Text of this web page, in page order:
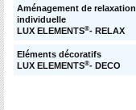
Aménagement de relaxation
individuelle
LUX ELEMENTS®- RELAX
Eléments décoratifs
LUX ELEMENTS®- DECO